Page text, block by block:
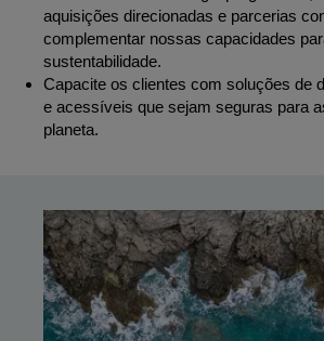
aquisições direcionadas e parcerias
complementar nossas capacidades
sustentabilidade.
Capacite os clientes com soluções de
e acessíveis que sejam seguras para
planeta.